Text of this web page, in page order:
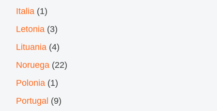
Italia (1)
Letonia (3)
Lituania (4)
Noruega (22)
Polonia (1)
Portugal (9)